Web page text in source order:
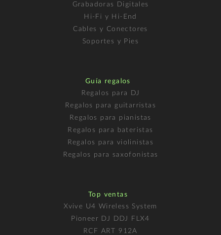
Grabadoras Digitales
Hi-Fi y Hi-End
Cables y Conectores
Soportes y Pies
Guía regalos
Regalos para DJ
Regalos para guitarristas
Regalos para pianistas
Regalos para bateristas
Regalos para violinistas
Regalos para saxofonistas
Top ventas
Xvive U4 Wireless System
Pioneer DJ DDJ FLX4
RCF ART 912A